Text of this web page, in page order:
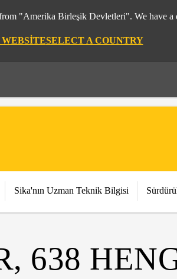
"Amerika Birleşik Devletleri". We have a
SELECT A COUNTRY
Sika'nın Uzman Teknik Bilgisi
638